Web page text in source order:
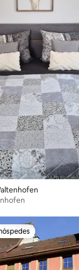
preferidos dos